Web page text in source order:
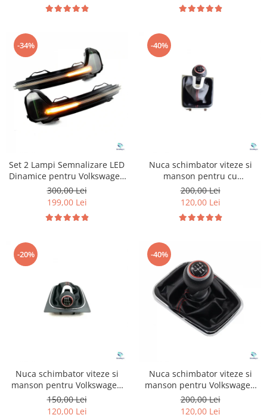
-34%
Set 2 Lampi Semnalizare LED
Dinamice pentru Volkswagen
Tiguan MK2
300,00 Lei
199,00 Lei
-40%
Nuca schimbator viteze si
manson pentru cu
Volkswagen Golf 7
200,00 Lei
120,00 Lei
-20%
Nuca schimbator viteze si
manson pentru Volkswagen
Golf 6
150,00 Lei
120,00 Lei
-40%
Nuca schimbator viteze si
manson pentru Volkswagen
Golf 4
200,00 Lei
120,00 Lei